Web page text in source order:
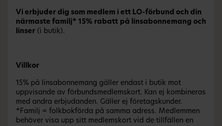
Vi erbjuder dig som medlem i ett LO-förbund och din
närmaste familj* 15% rabatt på linsabonnemang och
linser (i butik).
Villkor
15% på linsabonnemang gäller endast i butik mot
uppvisande av förbundsmedlemskort. Kan ej kombineras
med andra erbjudanden. Gäller ej företagskunder.
*Familj = folkbokförda på samma adress. Medlemmen
behöver visa upp sitt medlemskort vid de tillfällen en